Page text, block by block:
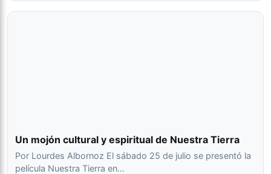
Un mojón cultural y espiritual de Nuestra Tierra
Por Lourdes Albornoz El sábado 25 de julio se presentó la
película Nuestra Tierra en…